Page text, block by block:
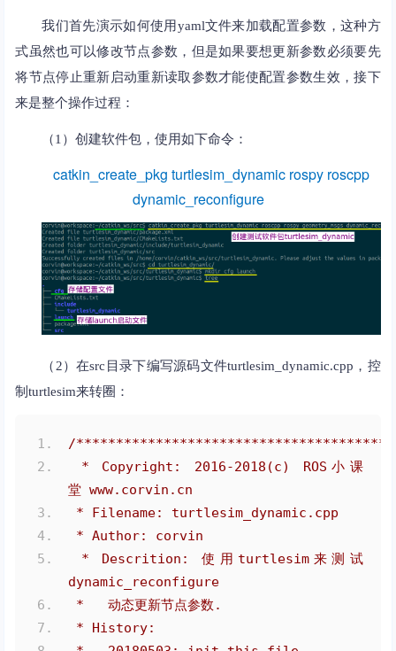
我们首先演示如何使用yaml文件来加载配置参数，这种方
式虽然也可以修改节点参数，但是如果要想更新参数必须要先
将节点停止重新启动重新读取参数才能使配置参数生效，接下
来是整个操作过程：
（1）创建软件包，使用如下命令：
catkin_create_pkg turtlesim_dynamic rospy roscpp
dynamic_reconfigure
（2）在src目录下编写源码文件turtlesim_dynamic.cpp，控
制turtlesim来转圈：
/
* Copyright: 2016-2018(c) ROS小课
堂 www.corvin.cn
* Filename: turtlesim_dynamic.cpp
* Author: corvin
* Descrition: 使用turtlesim来测试
dynamic_reconfigure
*   动态更新节点参数.
* History: